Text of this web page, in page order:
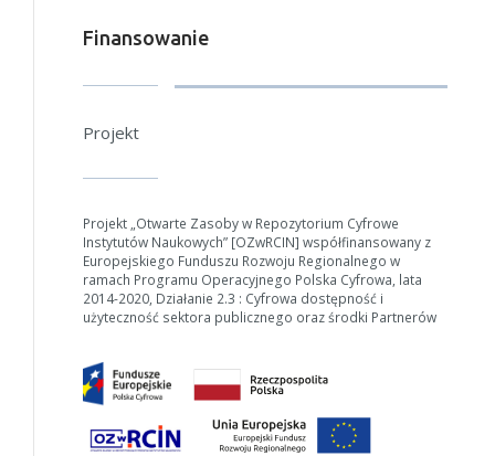
Anuluj
Finansowanie
Projekt
Projekt „Otwarte Zasoby w Repozytorium Cyfrowe
Instytutów Naukowych” [OZwRCIN] współfinansowany z
Europejskiego Funduszu Rozwoju Regionalnego w
ramach Programu Operacyjnego Polska Cyfrowa, lata
2014-2020, Działanie 2.3 : Cyfrowa dostępność i
użyteczność sektora publicznego oraz środki Partnerów